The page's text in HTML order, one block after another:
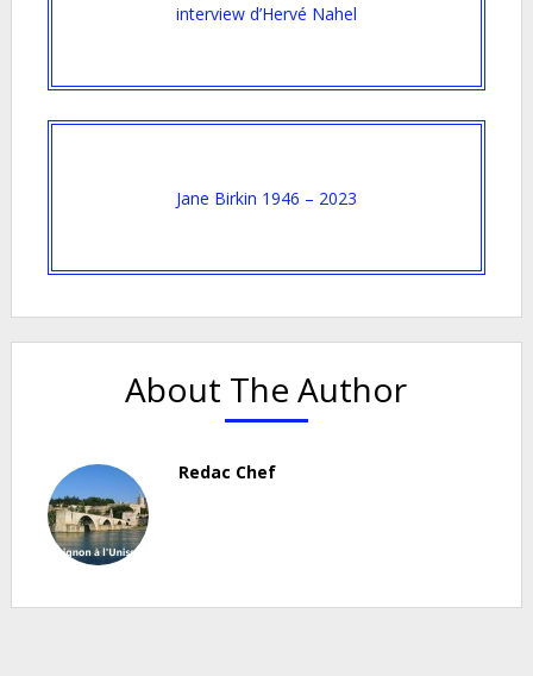
interview d’Hervé Nahel
Jane Birkin 1946 – 2023
About The Author
Redac Chef